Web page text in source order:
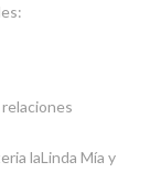
laLinda Mía y